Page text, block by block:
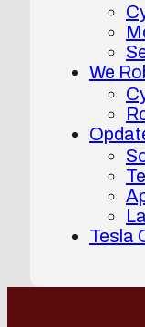
We
Tesla